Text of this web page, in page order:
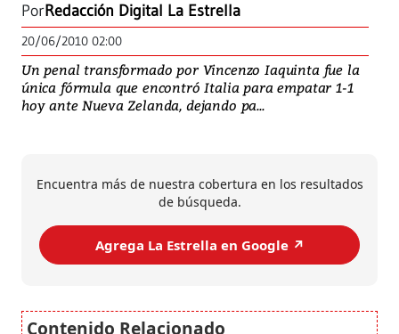
PorRedacción Digital La Estrella
20/06/2010 02:00
Un penal transformado por Vincenzo Iaquinta fue la
única fórmula que encontró Italia para empatar 1-1
hoy ante Nueva Zelanda, dejando pa...
Encuentra más de nuestra cobertura en los resultados
de búsqueda.
Agrega La Estrella en Google ↗️